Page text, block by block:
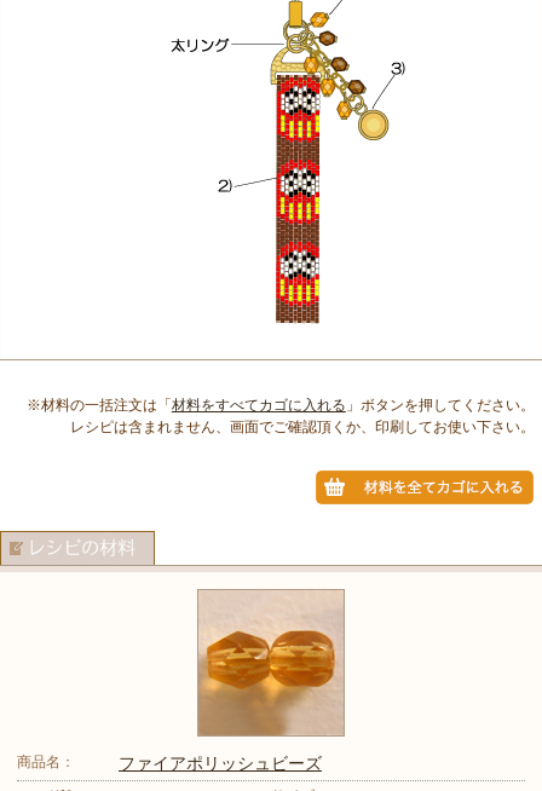
※材料の一括注文は「材料をすべてカゴに入れる 」ボタンを押してください。
レシピは含まれません、画面でご確認頂くか、印刷してお使い下さい。
商品名： ファイアポリッシュビーズ